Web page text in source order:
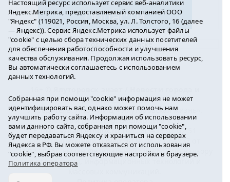
Погода в Ялуторовске
района2016-2023
Учредитель: АНО «ИИЦ « Ялуторовская жизнь».
Главный редактор: Вешкурцева С.П.
E-mail:yznaet@inbox.ruТел.: 8(34535)2-02-51
Регистрационный номер ЭЛ № ФС 77-64937 от
24.02.2016г. выдан Федеральной службой по надзору
в сфере связи, информационных технологий и
Настоящий ресурс использует сервис веб-аналитики
Яндекс.Метрика, предоставляемый компанией ООО
"Яндекс" (119021, Россия, Москва, ул. Л. Толстого, 16 (далее
— Яндекс)). Сервис Яндекс.Метрика использует файлы
"cookie" с целью сбора технических данных посетителей
для обеспечения работоспособности и улучшения
качества обслуживания. Продолжая использовать ресурс,
Вы автоматически соглашаетесь с использованием
данных технологий.
Собранная при помощи "cookie" информация не может
идентифицировать вас, однако может помочь нам
улучшить работу сайта. Информация об использовании
вами данного сайта, собранная при помощи "cookie",
будет передаваться Яндексу и храниться на серверах
Яндекса в РФ. Вы можете отказаться от использования
"cookie", выбрав соответствующие настройки в браузере.
Политика оператора